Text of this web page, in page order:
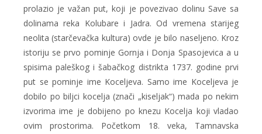
prolazio je važan put, koji je povezivao dolinu Save sa
dolinama reka Kolubare i Jadra. Od vremena starijeg
neolita (starčevačka kultura) ovde je bilo naseljeno. Kroz
istoriju se prvo pominje Gornja i Donja Spasojevica a u
spisima paleškog i šabačkog distrikta 1737. godine prvi
put se pominje ime Koceljeva. Samo ime Koceljeva je
dobilo po biljci kocelja (znači „kiseljak“) mada po nekim
izvorima ime je dobijeno po knezu Kocelja koji vladao
ovim prostorima. Početkom 18. veka, Tamnavska